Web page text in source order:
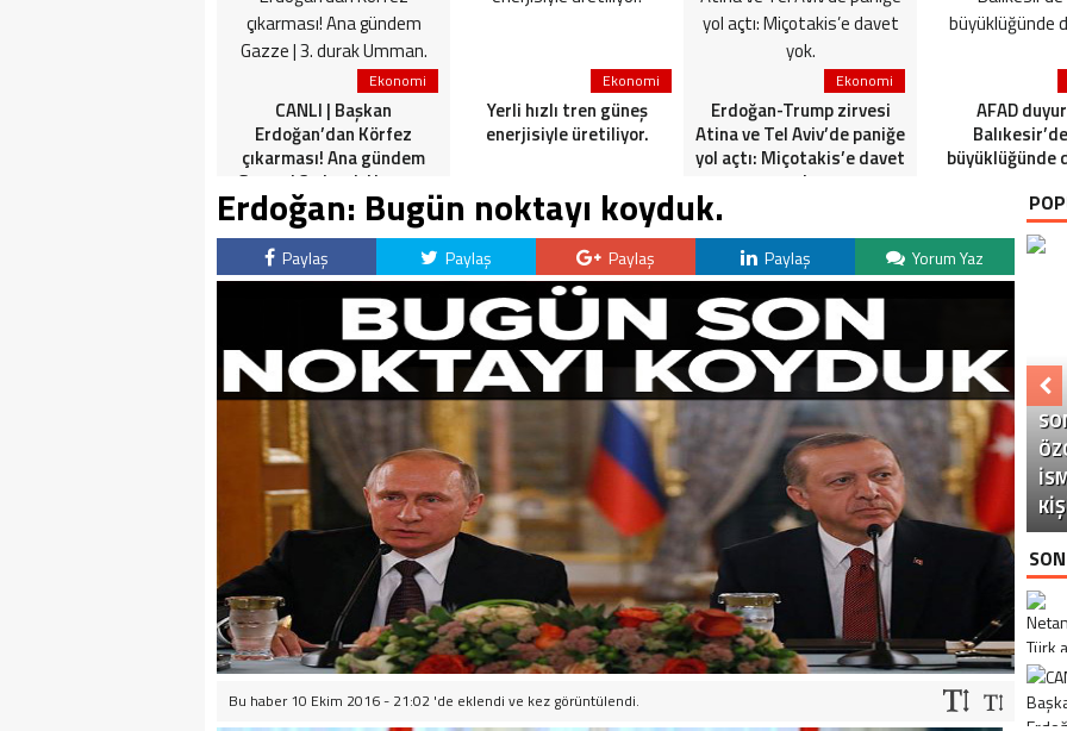
Ekonomi
CANLI | Başkan
Erdoğan’dan Körfez
çıkarması! Ana gündem
Gazze | 3. durak Umman.
Ekonomi
Yerli hızlı tren güneş
enerjisiyle üretiliyor.
Ekonomi
Erdoğan-Trump zirvesi
Atina ve Tel Aviv’de paniğe
yol açtı: Miçotakis’e davet
yok.
AFAD
büyüklüğünde
Erdoğan: Bugün noktayı koyduk.
Paylaş Paylaş Paylaş Paylaş Yorum Yaz
Bu haber 10 Ekim 2016 - 21:02 'de eklendi ve kez görüntülendi.